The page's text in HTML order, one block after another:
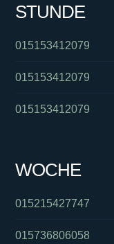
STUNDE
015153412079
015153412079
015153412079
WOCHE
015215427747
015736806058